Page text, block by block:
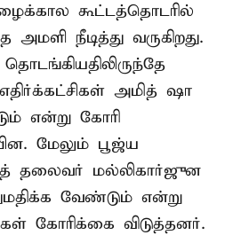
கூட்டத்தொடரில்
நீடித்து வருகிறது.
அமித் ஷா
என்று கோரி
மேலும் பூஜ்ய
தலைவர் மல்லிகார்ஜுன
வேண்டும் என்று
கோரிக்கை விடுத்தனர்.